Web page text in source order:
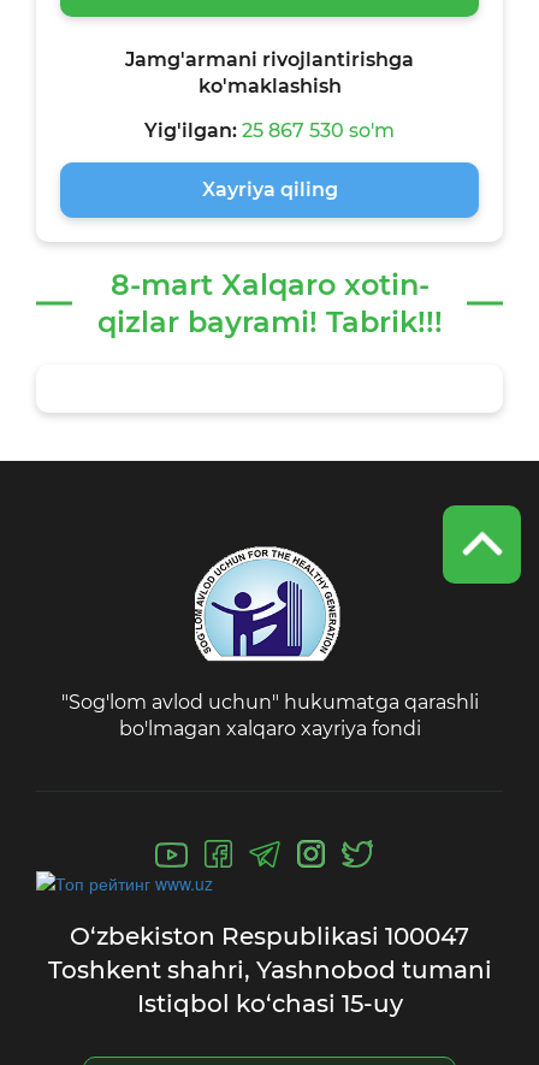
Jamg'armani rivojlantirishga
ko'maklashish
Yig'ilgan: 25 867 530 so'm
Xayriya qiling
8-mart Xalqaro xotin-
qizlar bayrami! Tabrik!!!
"Sog'lom avlod uchun" hukumatga qarashli
bo'lmagan xalqaro xayriya fondi
O‘zbekiston Respublikasi 100047
Toshkent shahri, Yashnobod tumani
Istiqbol ko‘chasi 15-uy